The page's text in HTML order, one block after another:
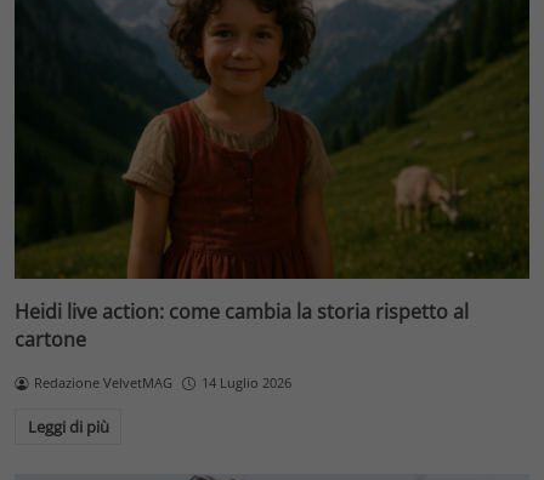
Heidi live action: come cambia la storia rispetto al
cartone
Redazione VelvetMAG 14 Luglio 2026
Leggi di più